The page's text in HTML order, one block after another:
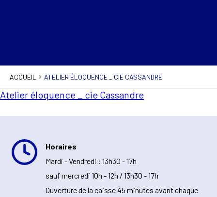
ACCUEIL ATELIER ÉLOQUENCE _ CIE CASSANDRE
Atelier éloquence _ cie Cassandre
Horaires
Mardi - Vendredi : 13h30 - 17h
sauf mercredi 10h - 12h / 13h30 - 17h
Ouverture de la caisse 45 minutes avant chaque